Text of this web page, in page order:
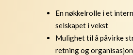
En nøkkelrolle i et
selskapet i vekst
Mulighet til å påvirke
retning og